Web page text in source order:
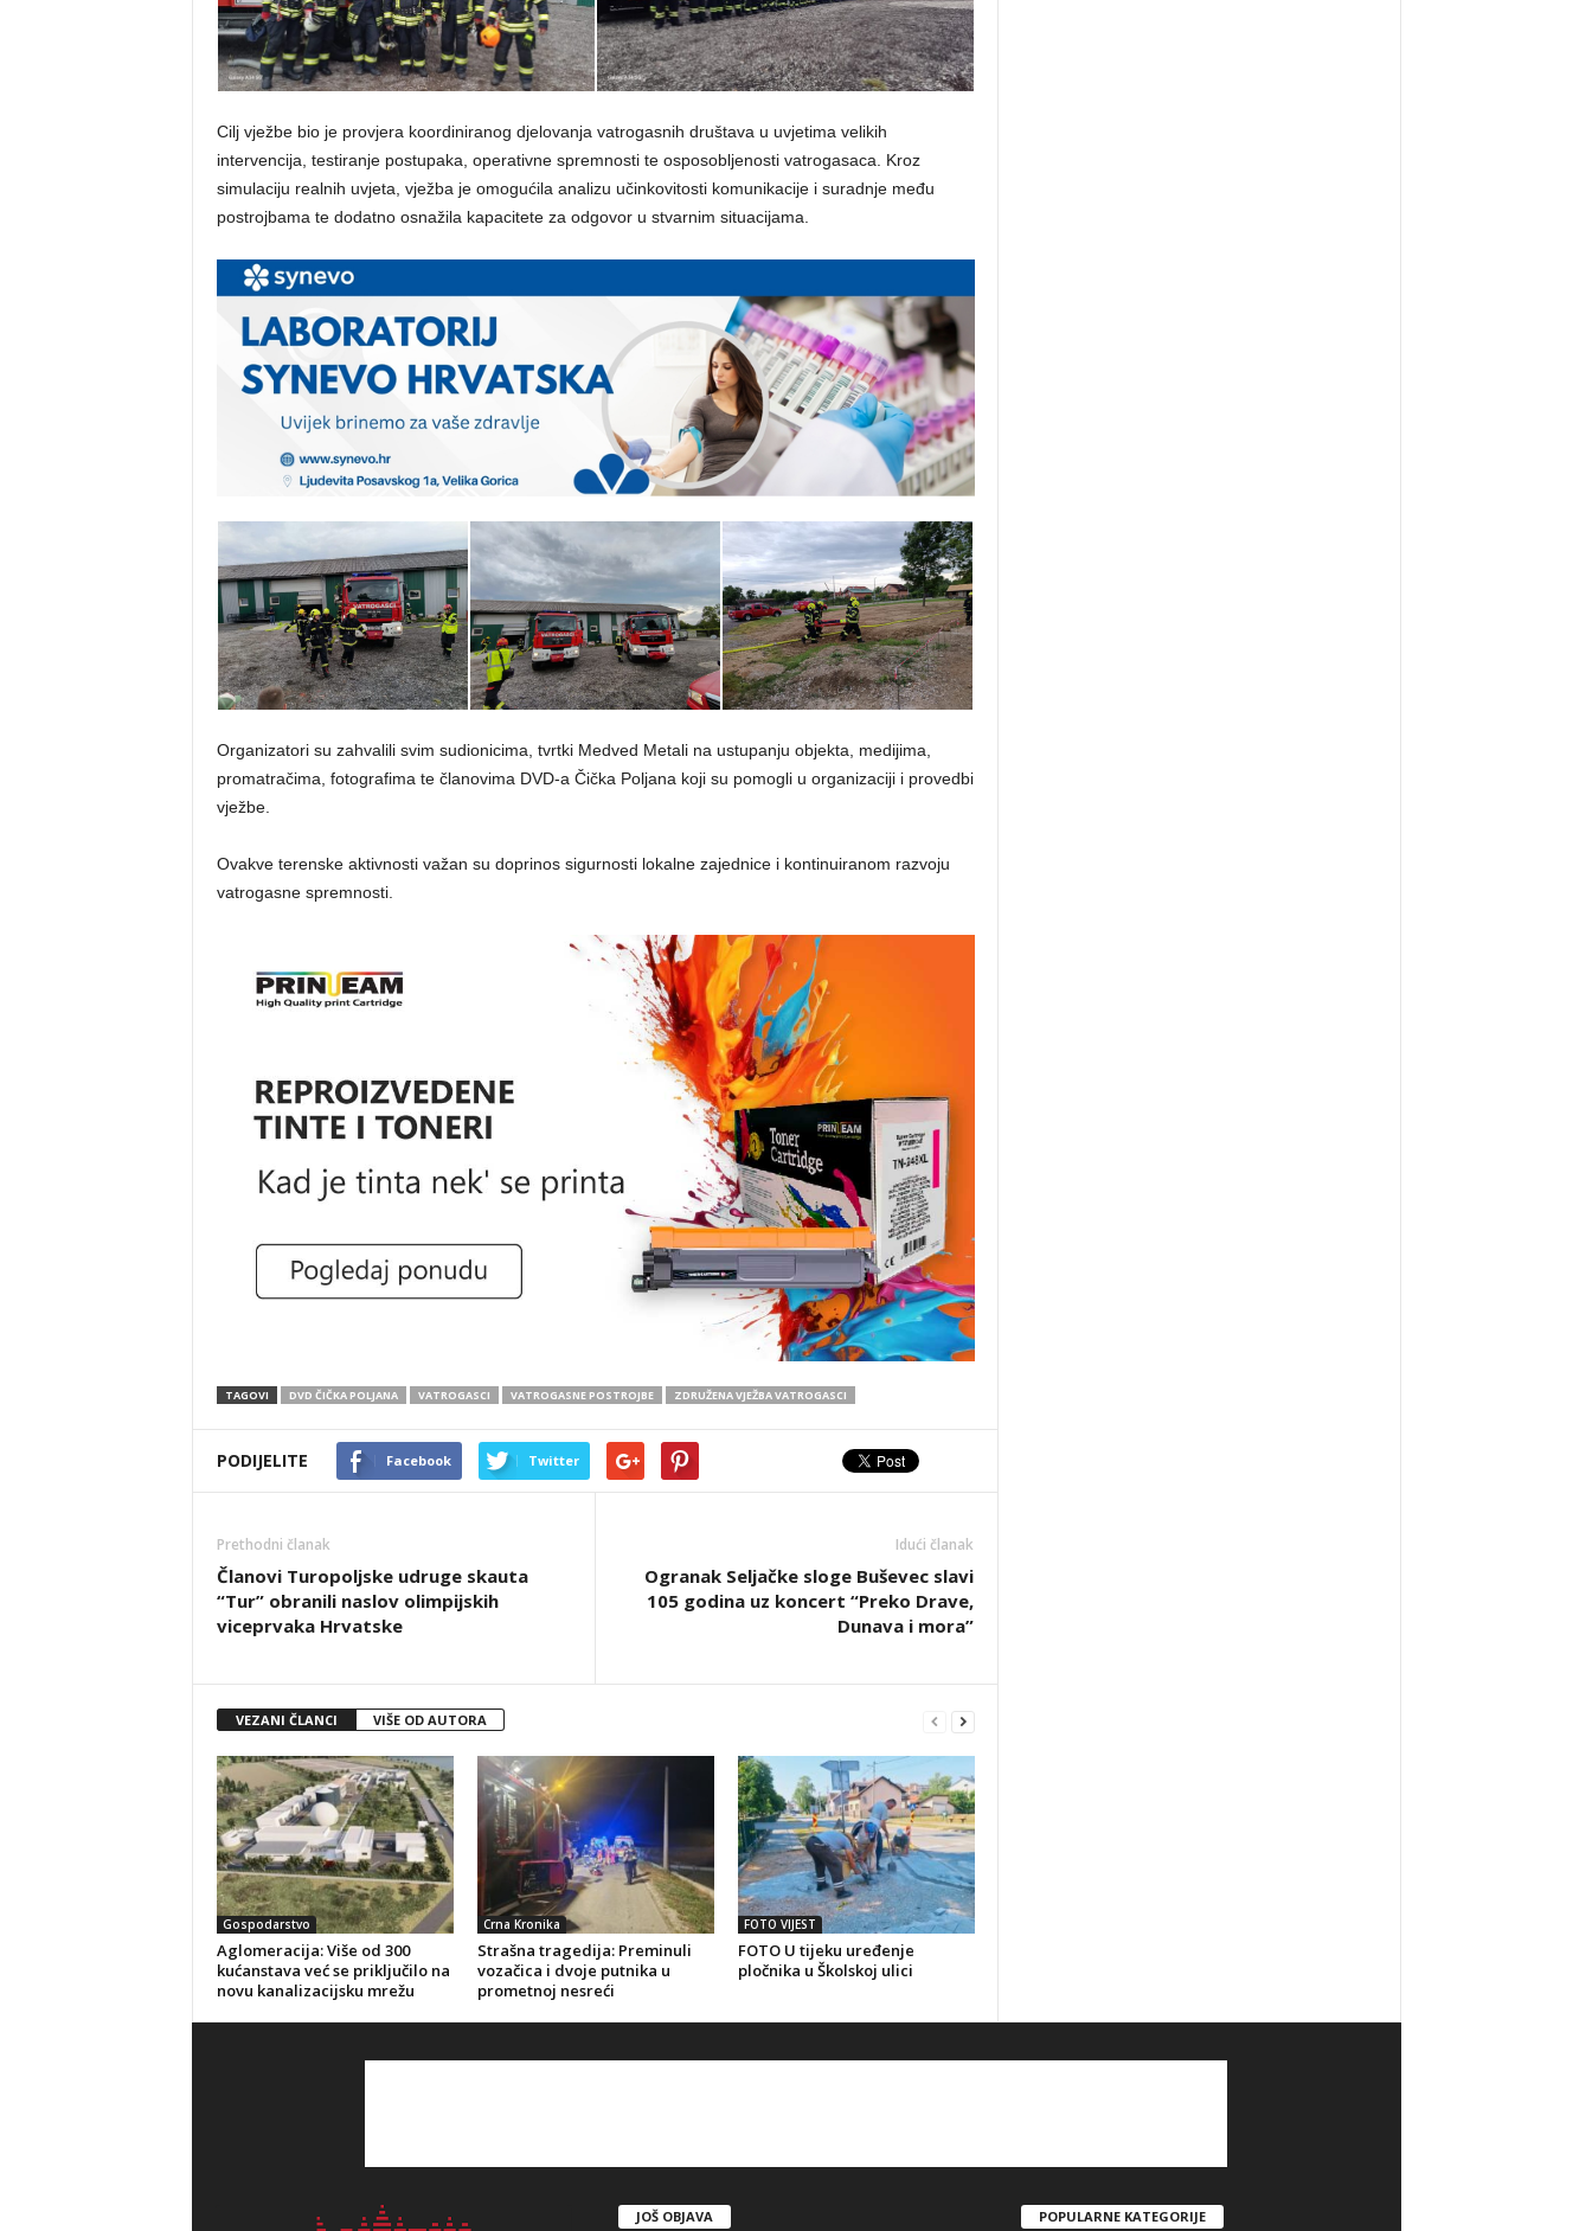
Cilj vježbe bio je provjera koordiniranog djelovanja vatrogasnih društava u uvjetima velikih
intervencija, testiranje postupaka, operativne spremnosti te osposobljenosti vatrogasaca. Kroz
simulaciju realnih uvjeta, vježba je omogućila analizu učinkovitosti komunikacije i suradnje među
postrojbama te dodatno osnažila kapacitete za odgovor u stvarnim situacijama.
Organizatori su zahvalili svim sudionicima, tvrtki Medved Metali na ustupanju objekta, medijima,
promatračima, fotografima te članovima DVD-a Čička Poljana koji su pomogli u organizaciji i provedbi
vježbe.
Ovakve terenske aktivnosti važan su doprinos sigurnosti lokalne zajednice i kontinuiranom razvoju
vatrogasne spremnosti.
TAGOVI DVD ČIČKA POLJANA VATROGASCI VATROGASNE POSTROJBE ZDRUŽENA VJEŽBA VATROGASCI
PODIJELITE Facebook Twitter
Prethodni članak
Članovi Turopoljske udruge skauta
“Tur” obranili naslov olimpijskih
viceprvaka Hrvatske
Idući članak
Ogranak Seljačke sloge Buševec slavi
105 godina uz koncert “Preko Drave,
Dunava i mora”
VEZANI ČLANCI VIŠE OD AUTORA
Gospodarstvo
Aglomeracija: Više od 300
kućanstava već se priključilo na
novu kanalizacijsku mrežu
Crna Kronika
Strašna tragedija: Preminuli
vozačica i dvoje putnika u
prometnoj nesreći
FOTO VIJEST
FOTO U tijeku uređenje
pločnika u Školskoj ulici
JOŠ OBJAVA POPULARNE KATEGORIJE